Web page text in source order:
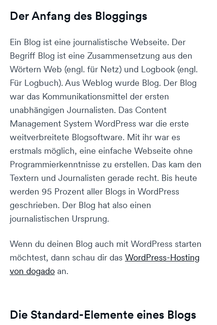
Der Anfang des Bloggings
Ein Blog ist eine journalistische Webseite. Der
Begriff Blog ist eine Zusammensetzung aus den
Wörtern Web (engl. für Netz) und Logbook (engl.
Für Logbuch). Aus Weblog wurde Blog. Der Blog
war das Kommunikationsmittel der ersten
unabhängigen Journalisten. Das Content
Management System WordPress war die erste
weitverbreitete Blogsoftware. Mit ihr war es
erstmals möglich, eine einfache Webseite ohne
Programmierkenntnisse zu erstellen. Das kam den
Textern und Journalisten gerade recht. Bis heute
werden 95 Prozent aller Blogs in WordPress
geschrieben. Der Blog hat also einen
journalistischen Ursprung.
Wenn du deinen Blog auch mit WordPress starten
möchtest, dann schau dir das WordPress-Hosting
von dogado an.
Die Standard-Elemente eines Blogs